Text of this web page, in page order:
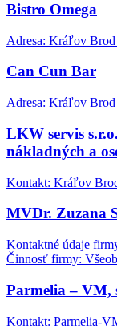
Bistro Omega
Adresa: Kráľov Brod
Can Cun Bar
Adresa: Kráľov Brod
LKW servis
nákladných a
Kontakt: Kráľov
MVDr. Zuzana
Kontaktné údaje
Činnosť firmy:
Parmelia – VM,
Kontakt: Parmelia-